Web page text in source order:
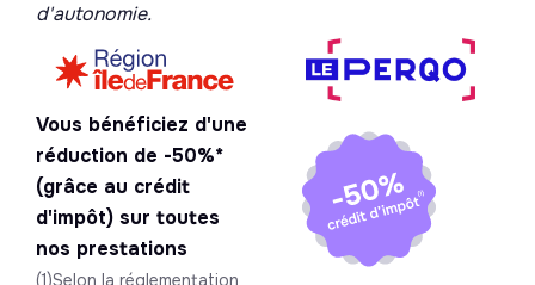
d'autonomie.
Vous bénéficiez d'une
réduction de -50%*
(grâce au crédit
d'impôt) sur toutes
nos prestations
(1)Selon la réglementation